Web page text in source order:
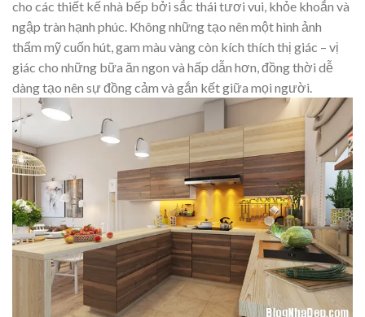
cho các thiết kế nhà bếp bởi sắc thái tươi vui, khỏe khoắn và
ngập tràn hạnh phúc. Không những tạo nên một hình ảnh
thẩm mỹ cuốn hút, gam màu vàng còn kích thích thị giác – vị
giác cho những bữa ăn ngon và hấp dẫn hơn, đồng thời dễ
dàng tạo nên sự đồng cảm và gắn kết giữa mọi người.